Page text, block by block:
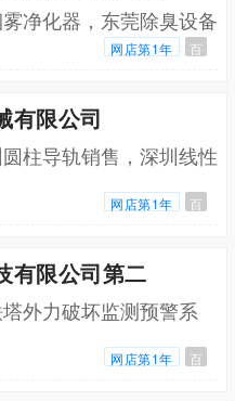
净化器，东莞除臭设备
网店第1年 百
有限公司
柱导轨销售，深圳线性
网店第1年 百
有限公司第二
外力破坏监测预警系
网店第1年 百